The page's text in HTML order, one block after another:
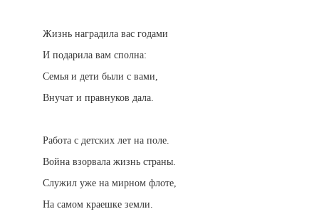
Жизнь наградила вас годами
И подарила вам сполна:
Семья и дети были с вами,
Внучат и правнуков дала.
Работа с детских лет на поле.
Война взорвала жизнь страны.
Служил уже на мирном флоте,
На самом краешке земли.